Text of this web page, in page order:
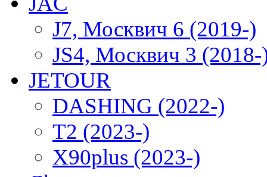
J7, Москвич 6 (2019-)
JS4, Москвич 3 (2018-
JETOUR
DASHING (2022-)
T2 (2023-)
X90plus (2023-)